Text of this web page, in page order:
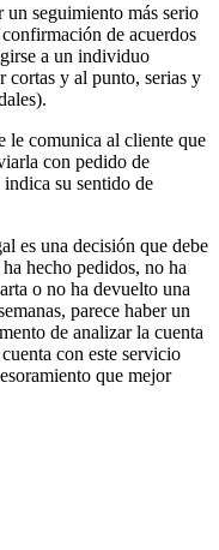
un seguimiento más serio
de acuerdos
a un individuo
cortas y al punto, serias y
le comunica al cliente que
con pedido de
su sentido de
es una decisión que debe
hecho pedidos, no ha
o no ha devuelto una
parece haber un
de analizar la cuenta
con este servicio
que mejor